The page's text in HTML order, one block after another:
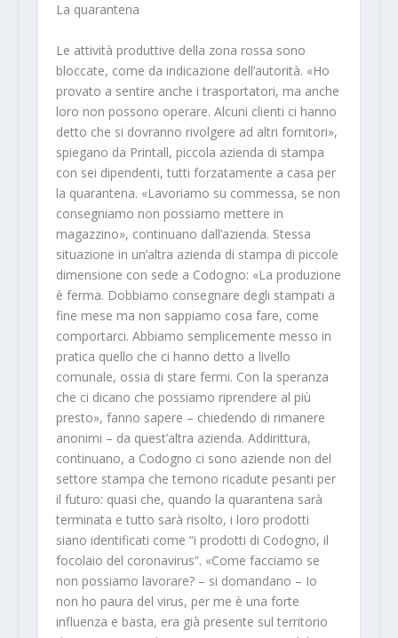
La quarantena
Le attività produttive della zona rossa sono
bloccate, come da indicazione dell’autorità. «Ho
provato a sentire anche i trasportatori, ma anche
loro non possono operare. Alcuni clienti ci hanno
detto che si dovranno rivolgere ad altri fornitori»,
spiegano da Printall, piccola azienda di stampa
con sei dipendenti, tutti forzatamente a casa per
la quarantena. «Lavoriamo su commessa, se non
consegniamo non possiamo mettere in
magazzino», continuano dall’azienda. Stessa
situazione in un’altra azienda di stampa di piccole
dimensione con sede a Codogno: «La produzione
è ferma. Dobbiamo consegnare degli stampati a
fine mese ma non sappiamo cosa fare, come
comportarci. Abbiamo semplicemente messo in
pratica quello che ci hanno detto a livello
comunale, ossia di stare fermi. Con la speranza
che ci dicano che possiamo riprendere al più
presto», fanno sapere – chiedendo di rimanere
anonimi – da quest’altra azienda. Addirittura,
continuano, a Codogno ci sono aziende non del
settore stampa che temono ricadute pesanti per
il futuro: quasi che, quando la quarantena sarà
terminata e tutto sarà risolto, i loro prodotti
siano identificati come “i prodotti di Codogno, il
focolaio del coronavirus”. «Come facciamo se
non possiamo lavorare? – si domandano – Io
non ho paura del virus, per me è una forte
influenza e basta, era già presente sul territorio